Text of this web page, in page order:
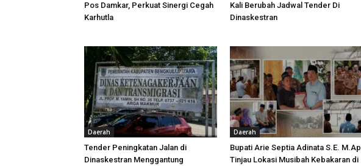
Pos Damkar, Perkuat Sinergi Cegah
Karhutla
Kali Berubah Jadwal Tender Di
Dinaskestran
Daerah
Tender Peningkatan Jalan di
Dinaskestran Menggantung
Daerah
Bupati Arie Septia Adinata S.E. M.Ap
Tinjau Lokasi Musibah Kebakaran di